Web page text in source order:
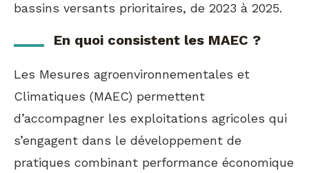
bassins versants prioritaires, de 2023 à 2025.
En quoi consistent les MAEC ?
Les Mesures agroenvironnementales et
Climatiques (MAEC) permettent
d’accompagner les exploitations agricoles qui
s’engagent dans le développement de
pratiques combinant performance économique